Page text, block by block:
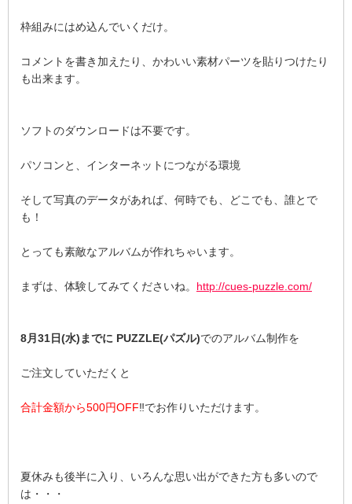
枠組みにはめ込んでいくだけ。
コメントを書き加えたり、かわいい素材パーツを貼りつけたり
も出来ます。
ソフトのダウンロードは不要です。
パソコンと、インターネットにつながる環境
そして写真のデータがあれば、何時でも、どこでも、誰とで
も！
とっても素敵なアルバムが作れちゃいます。
まずは、体験してみてくださいね。 http://cues-puzzle.com/
8月31日(水)までに PUZZLE(パズル)でのアルバム制作を
ご注文していただくと
合計金額から500円OFF‼でお作りいただけます。
夏休みも後半に入り、いろんな思い出ができた方も多いので
は・・・